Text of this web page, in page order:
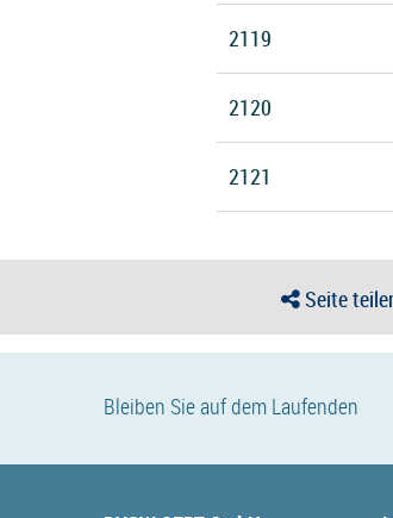
2119
2120
2121
Seite
Bleiben Sie auf dem Laufenden